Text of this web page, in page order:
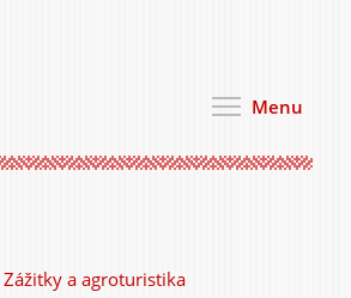
Menu
Zážitky a agroturistika